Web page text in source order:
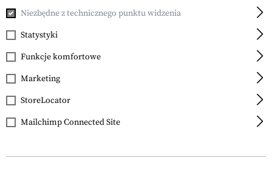
ESS
ICE Lens Hi-Def Yellow
Niezbędne z technicznego punktu widzenia
Statystyki
Funkcje komfortowe
Marketing
StoreLocator
Mailchimp Connected Site